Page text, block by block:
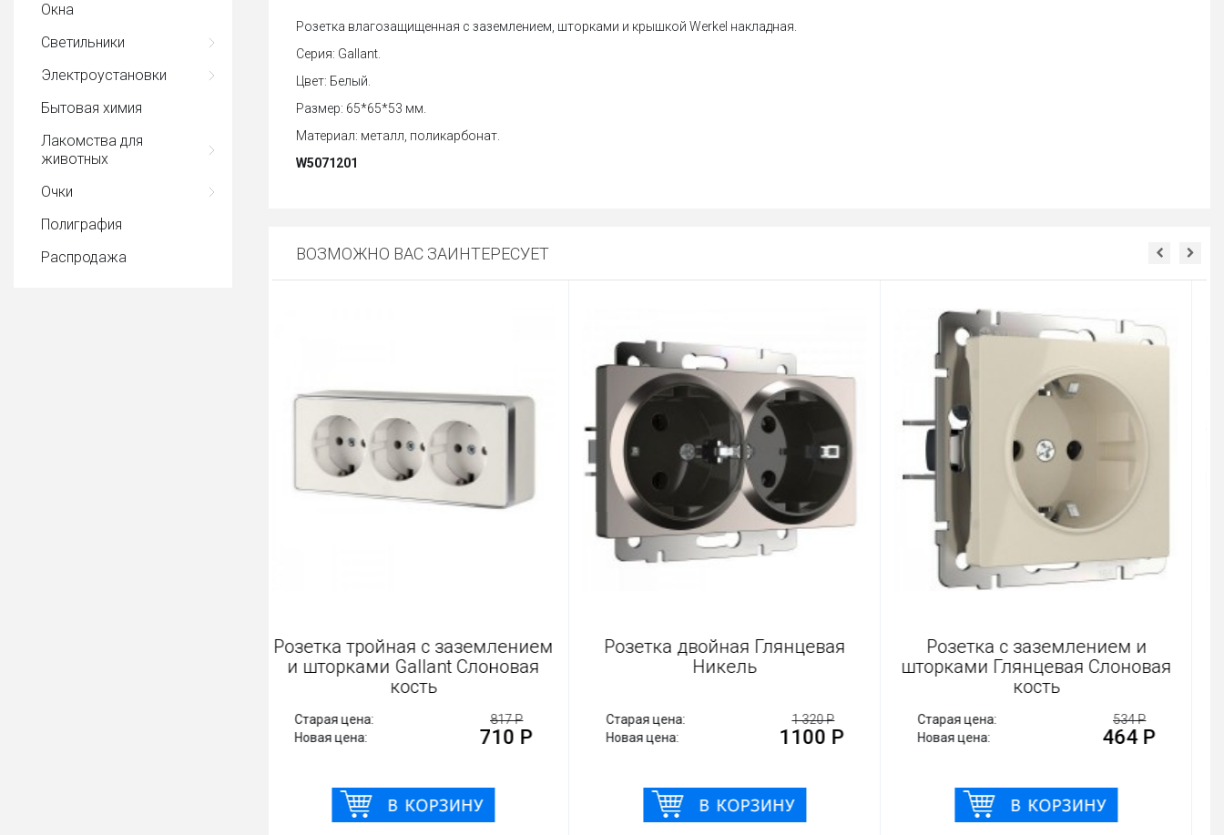
Окна
Светильники
Электроустановки
Бытовая химия
Лакомства для
животных
Очки
Полиграфия
Распродажа
Розетка влагозащищенная с заземлением, шторками и крышкой Werkel накладная.
Серия: Gallant.
Цвет: Белый.
Размер: 65*65*53 мм.
Материал: металл, поликарбонат.
W5071201
ВОЗМОЖНО ВАС ЗАИНТЕРЕСУЕТ
Розетка тройная с заземлением
и шторками Gallant Слоновая
кость
Старая цена:
817 Р
Новая цена:
710 Р
Розетка двойная Глянцевая
Никель
Старая цена:
1 320 Р
Новая цена:
1100 Р
Розетка с заземлением и
шторками Глянцевая Слоновая
кость
Старая цена:
534 Р
Новая цена:
464 Р